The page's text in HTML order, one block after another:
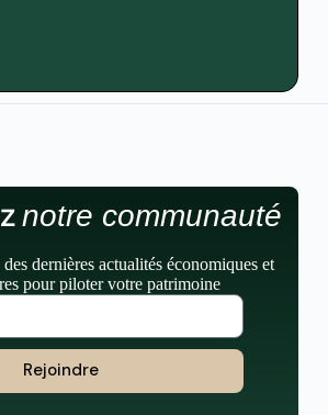
notre communauté
dernières actualités économiques et
pour piloter votre patrimoine
Rejoindre